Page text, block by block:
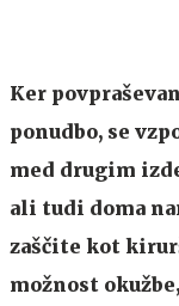
Ker
ponudbo, se
med drugim
ali tudi doma
zaščite kot
možnost